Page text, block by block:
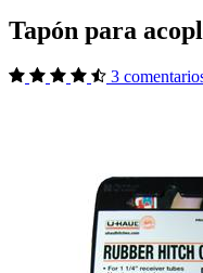
Tapón para
3